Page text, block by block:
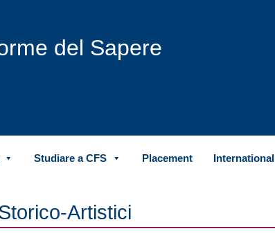
del Sapere
Studiare a CFS Placement International
Artistici